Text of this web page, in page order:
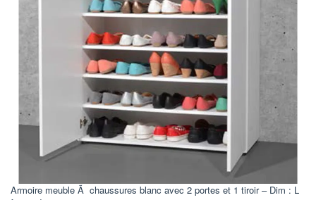
Armoire meuble Ã chaussures blanc avec 2 portes et 1 tiroir – Dim : L